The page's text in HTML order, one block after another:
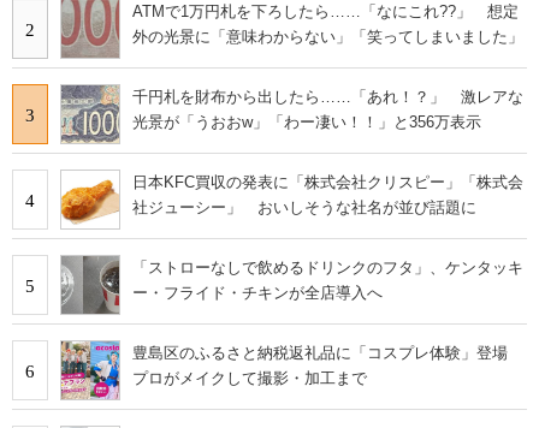
2
ATMで1万円札を下ろしたら……「なにこれ??」 想定
外の光景に「意味わからない」「笑ってしまいました」
3
千円札を財布から出したら……「あれ！？」 激レアな
光景が「うおおw」「わー凄い！！」と356万表示
4
日本KFC買収の発表に「株式会社クリスピー」「株式会
社ジューシー」 おいしそうな社名が並び話題に
5
「ストローなしで飲めるドリンクのフタ」、ケンタッキ
ー・フライド・チキンが全店導入へ
6
豊島区のふるさと納税返礼品に「コスプレ体験」登場
プロがメイクして撮影・加工まで